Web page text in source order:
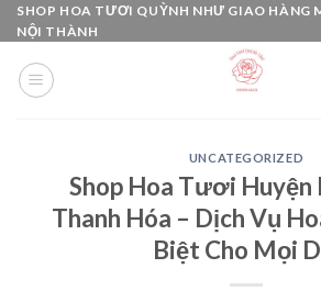
Skip
to
content
SHOP HOA TƯƠI QUỲNH NHƯ GIAO HÀNG
NỘI THÀNH
UNCATEGORIZED
Shop Hoa Tươi Huyện
Thanh Hóa – Dịch Vụ
Biệt Cho Mọi